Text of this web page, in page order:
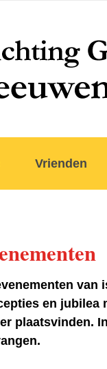
Vrienden
van
en jubilea
plaatsvinden.